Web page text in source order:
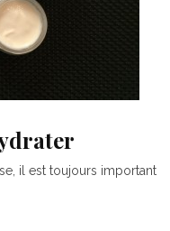
il est toujours important